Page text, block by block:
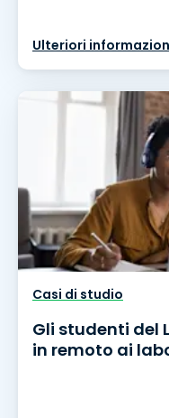
Ulteriori
Casi di studio
Gli studenti del
in remoto ai